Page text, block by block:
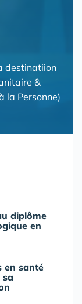
destinatiion
&
la Personne)
diplôme
en
en santé
sa